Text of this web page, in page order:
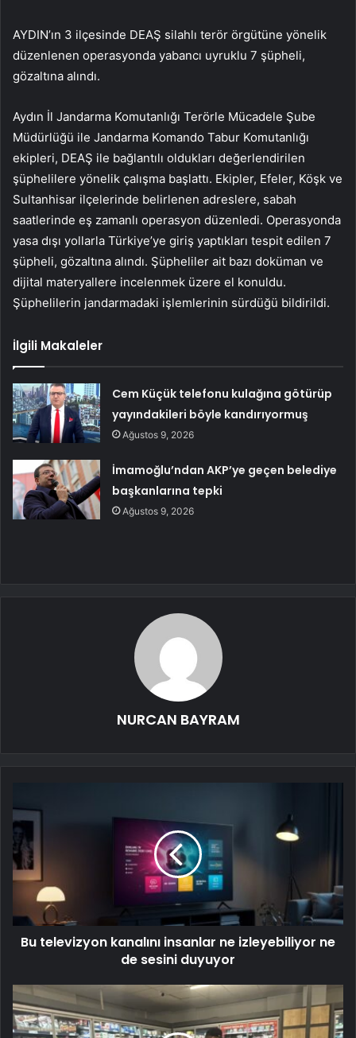
AYDIN’ın 3 ilçesinde DEAŞ silahlı terör örgütüne yönelik
düzenlenen operasyonda yabancı uyruklu 7 şüpheli,
gözaltına alındı.
Aydın İl Jandarma Komutanlığı Terörle Mücadele Şube
Müdürlüğü ile Jandarma Komando Tabur Komutanlığı
ekipleri, DEAŞ ile bağlantılı oldukları değerlendirilen
şüphelilere yönelik çalışma başlattı. Ekipler, Efeler, Köşk ve
Sultanhisar ilçelerinde belirlenen adreslere, sabah
saatlerinde eş zamanlı operasyon düzenledi. Operasyonda
yasa dışı yollarla Türkiye’ye giriş yaptıkları tespit edilen 7
şüpheli, gözaltına alındı. Şüpheliler ait bazı doküman ve
dijital materyallere incelenmek üzere el konuldu.
Şüphelilerin jandarmadaki işlemlerinin sürdüğü bildirildi.
İlgili Makaleler
Cem Küçük telefonu kulağına götürüp
yayındakileri böyle kandırıyormuş
Ağustos 9, 2026
İmamoğlu’ndan AKP’ye geçen belediye
başkanlarına tepki
Ağustos 9, 2026
NURCAN BAYRAM
Bu televizyon kanalını insanlar ne izleyebiliyor ne
de sesini duyuyor